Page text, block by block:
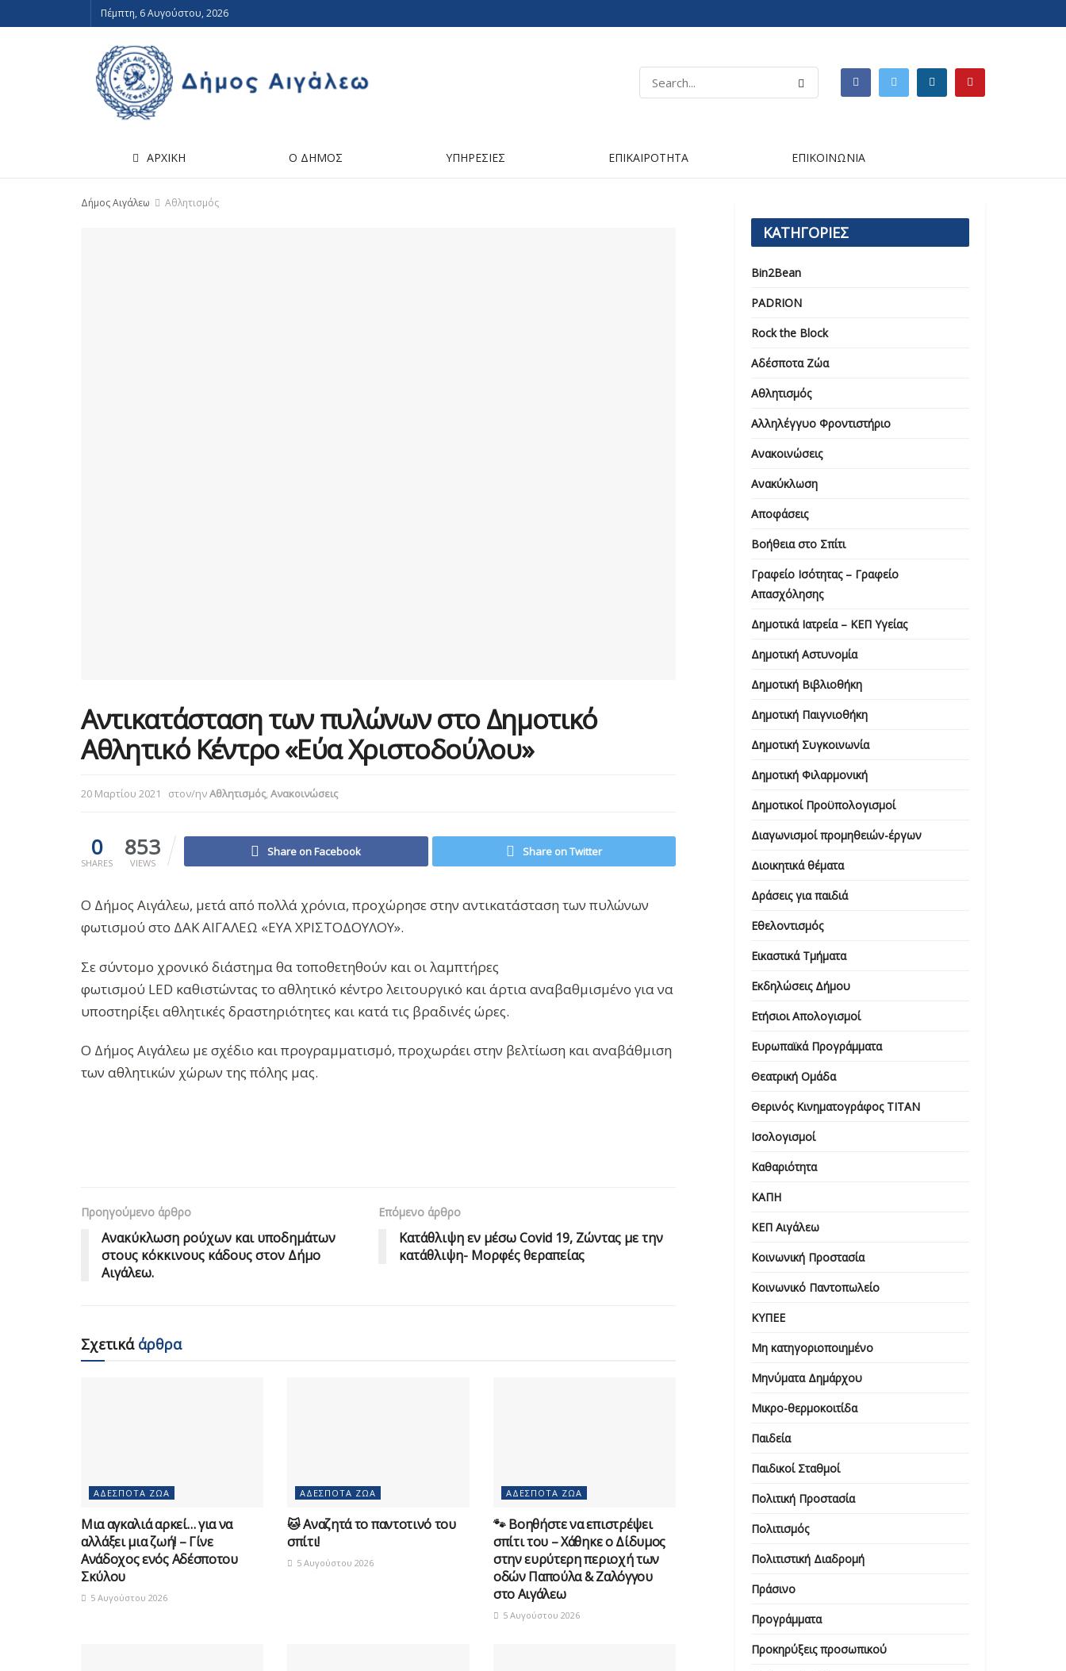
Πέμπτη, 6 Αυγούστου, 2026
ΑΡΧΙΚΗ Ο ΔΗΜΟΣ ΥΠΗΡΕΣΙΕΣ ΕΠΙΚΑΙΡΟΤΗΤΑ ΕΠΙΚΟΙΝΩΝΙΑ
Δήμος Αιγάλεω Αθλητισμός
Αντικατάσταση των πυλώνων στο Δημοτικό
Αθλητικό Κέντρο «Εύα Χριστοδούλου»
20 Μαρτίου 2021 στον/ηνΑθλητισμός,Ανακοινώσεις
0
SHARES
853
VIEWS
Share on Facebook Share on Twitter
Ο Δήμος Αιγάλεω, μετά από πολλά χρόνια, προχώρησε στην αντικατάσταση των πυλώνων
φωτισμού στο ΔΑΚ ΑΙΓΑΛΕΩ «ΕΥΑ ΧΡΙΣΤΟΔΟΥΛΟΥ».
Σε σύντομο χρονικό διάστημα θα τοποθετηθούν και οι λαμπτήρες
φωτισμού LED καθιστώντας το αθλητικό κέντρο λειτουργικό και άρτια αναβαθμισμένο για να
υποστηρίξει αθλητικές δραστηριότητες και κατά τις βραδινές ώρες.
Ο Δήμος Αιγάλεω με σχέδιο και προγραμματισμό, προχωράει στην βελτίωση και αναβάθμιση
των αθλητικών χώρων της πόλης μας.
Προηγούμενο άρθρο
Ανακύκλωση ρούχων και υποδημάτων
στους κόκκινους κάδους στον Δήμο
Αιγάλεω.
Επόμενο άρθρο
Κατάθλιψη εν μέσω Covid 19, Ζώντας με την
κατάθλιψη- Μορφές θεραπείας
Σχετικάάρθρα
ΑΔΈΣΠΟΤΑ ΖΏΑ
Μια αγκαλιά αρκεί… για να
αλλάξει μια ζωή! – Γίνε
Ανάδοχος ενός Αδέσποτου
Σκύλου
5 Αυγούστου 2026
ΑΔΈΣΠΟΤΑ ΖΏΑ
🐱 Αναζητά το παντοτινό του
σπίτι!
5 Αυγούστου 2026
ΑΔΈΣΠΟΤΑ ΖΏΑ
🐾 Βοηθήστε να επιστρέψει
σπίτι του – Χάθηκε ο Δίδυμος
στην ευρύτερη περιοχή των
οδών Παπούλα & Ζαλόγγου
στο Αιγάλεω
5 Αυγούστου 2026
ΚΑΤΗΓΟΡΙΕΣ
Bin2Bean
PADRION
Rock the Block
Αδέσποτα Ζώα
Αθλητισμός
Αλληλέγγυο Φροντιστήριο
Ανακοινώσεις
Ανακύκλωση
Αποφάσεις
Βοήθεια στο Σπίτι
Γραφείο Ισότητας – Γραφείο
Απασχόλησης
Δημοτικά Ιατρεία – ΚΕΠ Υγείας
Δημοτική Αστυνομία
Δημοτική Βιβλιοθήκη
Δημοτική Παιγνιοθήκη
Δημοτική Συγκοινωνία
Δημοτική Φιλαρμονική
Δημοτικοί Προϋπολογισμοί
Διαγωνισμοί προμηθειών-έργων
Διοικητικά θέματα
Δράσεις για παιδιά
Εθελοντισμός
Εικαστικά Τμήματα
Εκδηλώσεις Δήμου
Ετήσιοι Απολογισμοί
Ευρωπαϊκά Προγράμματα
Θεατρική Ομάδα
Θερινός Κινηματογράφος ΤΙΤΑΝ
Ισολογισμοί
Καθαριότητα
ΚΑΠΗ
ΚΕΠ Αιγάλεω
Κοινωνική Προστασία
Κοινωνικό Παντοπωλείο
ΚΥΠΕΕ
Μη κατηγοριοποιημένο
Μηνύματα Δημάρχου
Μικρο-θερμοκοιτίδα
Παιδεία
Παιδικοί Σταθμοί
Πολιτική Προστασία
Πολιτισμός
Πολιτιστική Διαδρομή
Πράσινο
Προγράμματα
Προκηρύξεις προσωπικού